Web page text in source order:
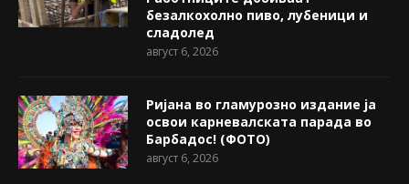
безалкохолно пиво, лубеници и
сладолед
август 6, 2026
Ријана во гламурозно издание ја
освои карневалската парада во
Барбадос! (ФОТО)
август 6, 2026